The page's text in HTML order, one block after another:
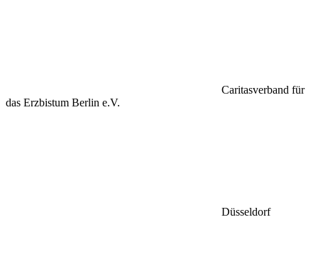
Caritasverband für
das Erzbistum Berlin e.V.
Düsseldorf